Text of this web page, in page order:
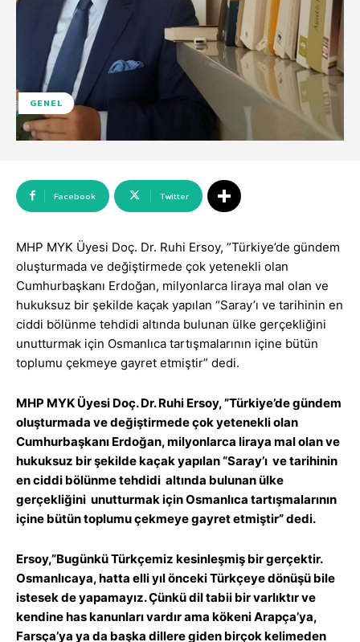
GENEL
Facebook Twitter
MHP MYK Üyesi Doç. Dr. Ruhi Ersoy, ”Türkiye’de gündem
oluşturmada ve değiştirmede çok yetenekli olan
Cumhurbaşkanı Erdoğan, milyonlarca liraya mal olan ve
hukuksuz bir şekilde kaçak yapılan “Saray’ı ve tarihinin en
ciddi bölünme tehdidi altında bulunan ülke gerçekliğini
unutturmak için Osmanlıca tartışmalarının içine bütün
toplumu çekmeye gayret etmiştir” dedi.
MHP MYK Üyesi Doç. Dr. Ruhi Ersoy, ”Türkiye’de gündem
oluşturmada ve değiştirmede çok yetenekli olan
Cumhurbaşkanı Erdoğan, milyonlarca liraya mal olan ve
hukuksuz bir şekilde kaçak yapılan “Saray’ı ve tarihinin
en ciddi bölünme tehdidi altında bulunan ülke
gerçekliğini unutturmak için Osmanlıca tartışmalarının
içine bütün toplumu çekmeye gayret etmiştir” dedi.
Ersoy,”Bugünkü Türkçemiz kesinleşmiş bir gerçektir.
Osmanlıcaya, hatta elli yıl önceki Türkçeye dönüşü bile
istesek de yapamayız. Çünkü dil tabii bir varlıktır ve
kendine has kanunları vardır ama kökeni Arapça’ya,
Farsça’ya ya da başka dillere giden birçok kelimeden